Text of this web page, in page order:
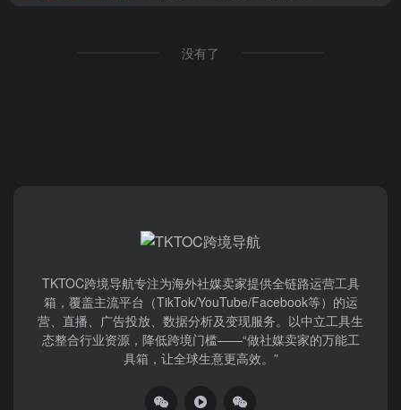
没有了
TKTOC跨境导航​专注为海外社媒卖家提供全链路运营工具
箱，覆盖主流平台（TikTok/YouTube/Facebook等）​的运
营、直播、广告投放、数据分析及变现服务。以中立工具生
态整合行业资源，降低跨境门槛——“做社媒卖家的万能工
具箱，让全球生意更高效。”